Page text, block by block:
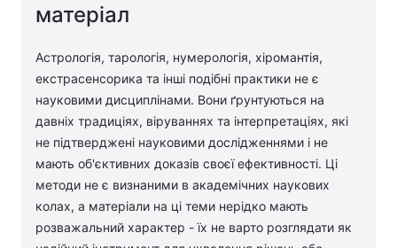
Лонгріди
Відео з Youtube Статті
Інтерв'ю Думки
Архів Вакансії
Послуги
матеріал
Астрологія, тарологія, нумерологія, хіромантія,
екстрасенсорика та інші подібні практики не є
науковими дисциплінами. Вони ґрунтуються на
давніх традиціях, віруваннях та інтерпретаціях, які
не підтверджені науковими дослідженнями і не
мають об'єктивних доказів своєї ефективності. Ці
методи не є визнаними в академічних наукових
колах, а матеріали на ці теми нерідко мають
розважальний характер - їх не варто розглядати як